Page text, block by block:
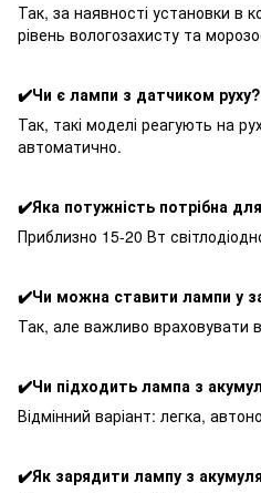
Так, за наявності установки в
рівень вологозахисту та
✔️Чи є лампи з датчиком руху?
Так, такі моделі реагують на
автоматично.
✔️Яка потужність потрібна
Приблизно 15-20 Вт
✔️Чи можна ставити лампи у
Так, але важливо враховувати
✔️Чи підходить лампа з
Відмінний варіант: легка,
✔️Як зарядити лампу з